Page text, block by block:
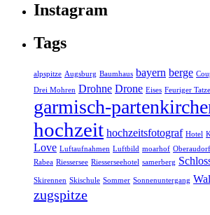
Instagram
Tags
alpspitze Augsburg Baumhaus bayern berge
Drei Mohren Drohne Drone Eises Feuriger
garmisch-
hochzeit hochzeitsfotograf Hotel
Love Luftaufnahmen Luftbild moarhof Oberaudorf
Rabea Riessersee Riesserseehotel samerberg
Skirennen Skischule Sommer Sonnenuntergang
zugspitze